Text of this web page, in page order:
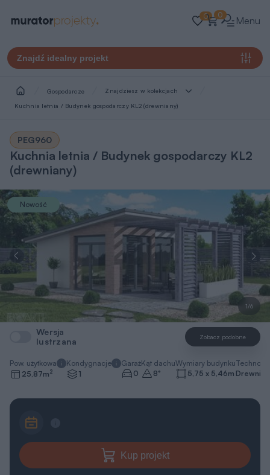
0 0 Menu
Znajdź idealny projekt
Gospodarcze Znajdziesz w kolekcjach
Kuchnia letnia / Budynek gospodarczy KL2 (drewniany)
PEG960
Kuchnia letnia / Budynek gospodarczy KL2
(drewniany)
1/6
Nowość
Wersja
lustrzana
Zobacz podobne
Pow. użytkowa
25,87m2
Kondygnacje
1
Garaż
0
Kąt dachu
8°
Wymiary budynku
5,75 x 5,46m
Kup projekt